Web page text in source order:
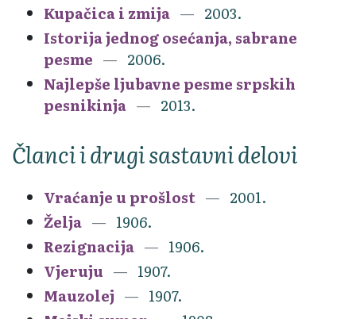
Kupačica i zmija
2003.
Istorija jednog osećanja, sabrane
pesme
2006.
Najlepše ljubavne pesme srpskih
pesnikinja
2013.
Članci i drugi sastavni delovi
Vraćanje u prošlost
2001.
Želja
1906.
Rezignacija
1906.
Vjeruju
1907.
Mauzolej
1907.